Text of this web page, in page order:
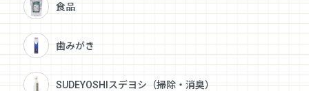
食品
歯みがき
SUDEYOSHIスデヨシ（掃除・消臭）